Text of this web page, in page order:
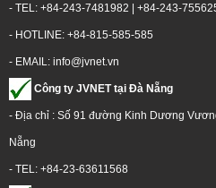
- TEL: +84-243-7481982 | +84-243-
- HOTLINE: +84-815-585-585
- EMAIL: info@jvnet.vn
Công ty JVNET tại Đà Nẵng
- Địa chỉ : Số 91 đường Kinh Dương
Nẵng
- TEL: +84-23-63611568